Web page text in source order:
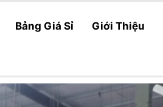
Bảng Giá Sỉ Giới Thiệu